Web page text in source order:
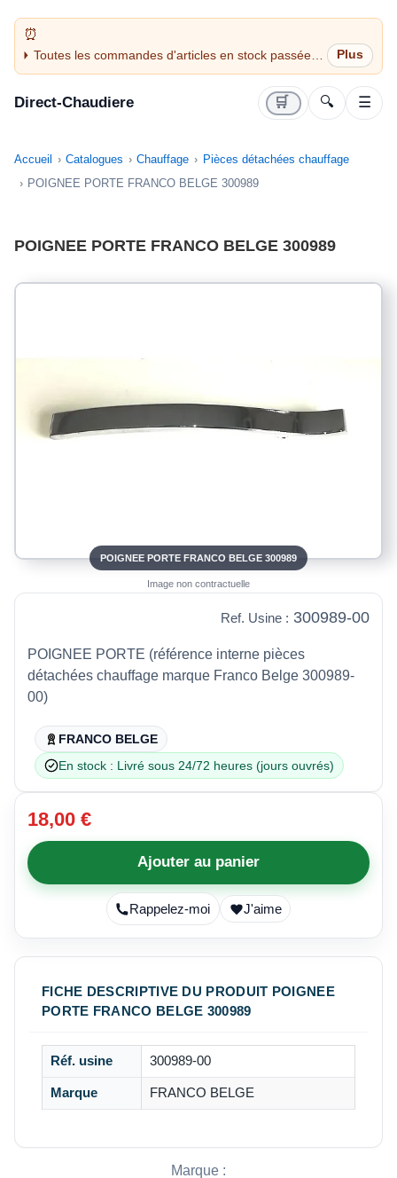
Toutes les commandes d'articles en stock passées
avant 14H sont expédiées le jour même (jours
Direct-Chaudiere 🛒 🔍 ☰
Accueil Catalogues Chauffage
Pièces détachées chauffage
POIGNEE PORTE FRANCO BELGE 300989
POIGNEE PORTE FRANCO BELGE 300989
POIGNEE PORTE FRANCO BELGE 300989
Image non contractuelle
Ref. Usine : 300989-00
POIGNEE PORTE (référence interne pièces
détachées chauffage marque Franco Belge 300989-
00)
FRANCO BELGE
En stock : Livré sous 24/72 heures (jours ouvrés)
18,00 €
Ajouter au panier
Rappelez-moi J'aime
FICHE DESCRIPTIVE DU PRODUIT POIGNEE
PORTE FRANCO BELGE 300989
Réf. usine 300989-00
Marque FRANCO BELGE
Marque :